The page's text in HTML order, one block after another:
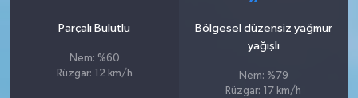
Parçalı Bulutlu
Nem: %60
Rüzgar: 12 km/h
Bölgesel düzensiz yağmur
yağışlı
Nem: %79
Rüzgar: 17 km/h